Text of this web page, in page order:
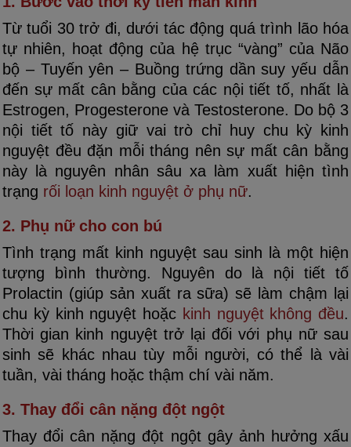
Từ tuổi 30 trở đi, dưới tác động quá trình lão hóa
tự nhiên, hoạt động của hệ trục “vàng” của Não
bộ – Tuyến yên – Buồng trứng dần suy yếu dẫn
đến sự mất cân bằng của các nội tiết tố, nhất là
Estrogen, Progesterone và Testosterone. Do bộ 3
nội tiết tố này giữ vai trò chỉ huy chu kỳ kinh
nguyệt đều đặn mỗi tháng nên sự mất cân bằng
này là nguyên nhân sâu xa làm xuất hiện tình
trạng rối loạn kinh nguyệt ở phụ nữ.
2. Phụ nữ cho con bú
Tình trạng mất kinh nguyệt sau sinh là một hiện
tượng bình thường. Nguyên do là nội tiết tố
Prolactin (giúp sản xuất ra sữa) sẽ làm chậm lại
chu kỳ kinh nguyệt hoặc kinh nguyệt không đều.
Thời gian kinh nguyệt trở lại đối với phụ nữ sau
sinh sẽ khác nhau tùy mỗi người, có thể là vài
tuần, vài tháng hoặc thậm chí vài năm.
3. Thay đổi cân nặng đột ngột
Thay đổi cân nặng đột ngột gây ảnh hưởng xấu